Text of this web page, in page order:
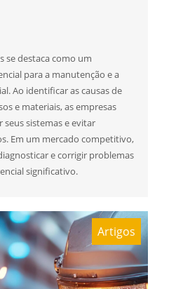
se destaca como um
para a manutenção e a
Ao identificar as causas de
e materiais, as empresas
sistemas e evitar
Em um mercado competitivo,
e corrigir problemas
significativo.
Artigos